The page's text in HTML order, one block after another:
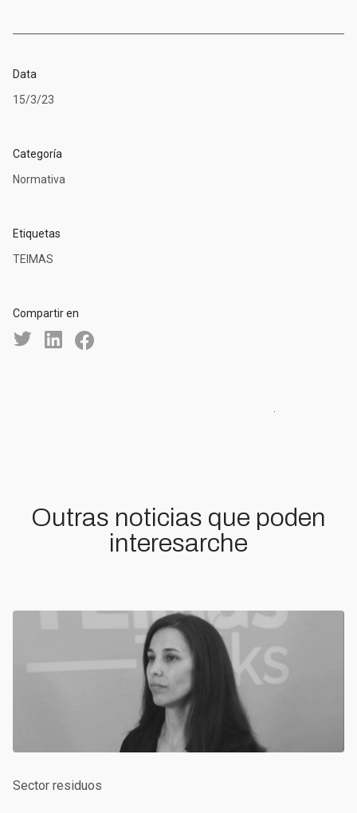
Data
15/3/23
Categoría
Normativa
Etiquetas
TEIMAS
Compartir en
Outras noticias que poden
interesarche
Sector residuos